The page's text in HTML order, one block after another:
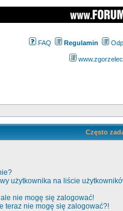
FAQ Regulamin
Często
użytkownika na liście
nie mogę się zalogować!
teraz nie mogę się zalogować?!